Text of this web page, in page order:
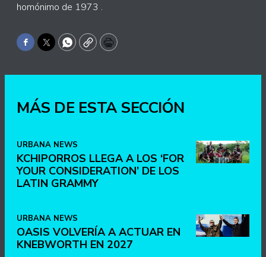
homónimo de 1973 .
Facebook
TwitterWhatsApp
CopyPrint
MÁS DE ESTA SECCIÓN
URBANA NEWS
KCHIPORROS LLEGA A LOS ‘FOR
YOUR CONSIDERATION’ DE LOS
LATIN GRAMMY
URBANA NEWS
OASIS VOLVERÍA A ACTUAR EN
KNEBWORTH EN 2027